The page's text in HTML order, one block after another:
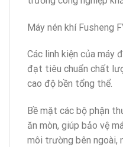
Máy nén khí Fusheng
Các linh kiện của máy
đạt tiêu chuẩn chất
cao độ bền tổng thể.
Bề mặt các bộ phận
ăn mòn, giúp bảo vệ
môi trường bên ngoài,